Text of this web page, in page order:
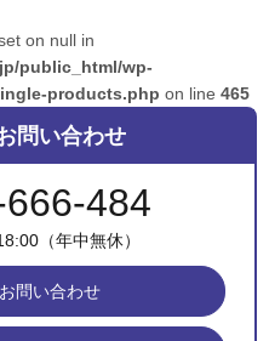
on null in
public_html/wp-
products.php on line 465
問い合わせ
484
（年中無休）
問い合わせ